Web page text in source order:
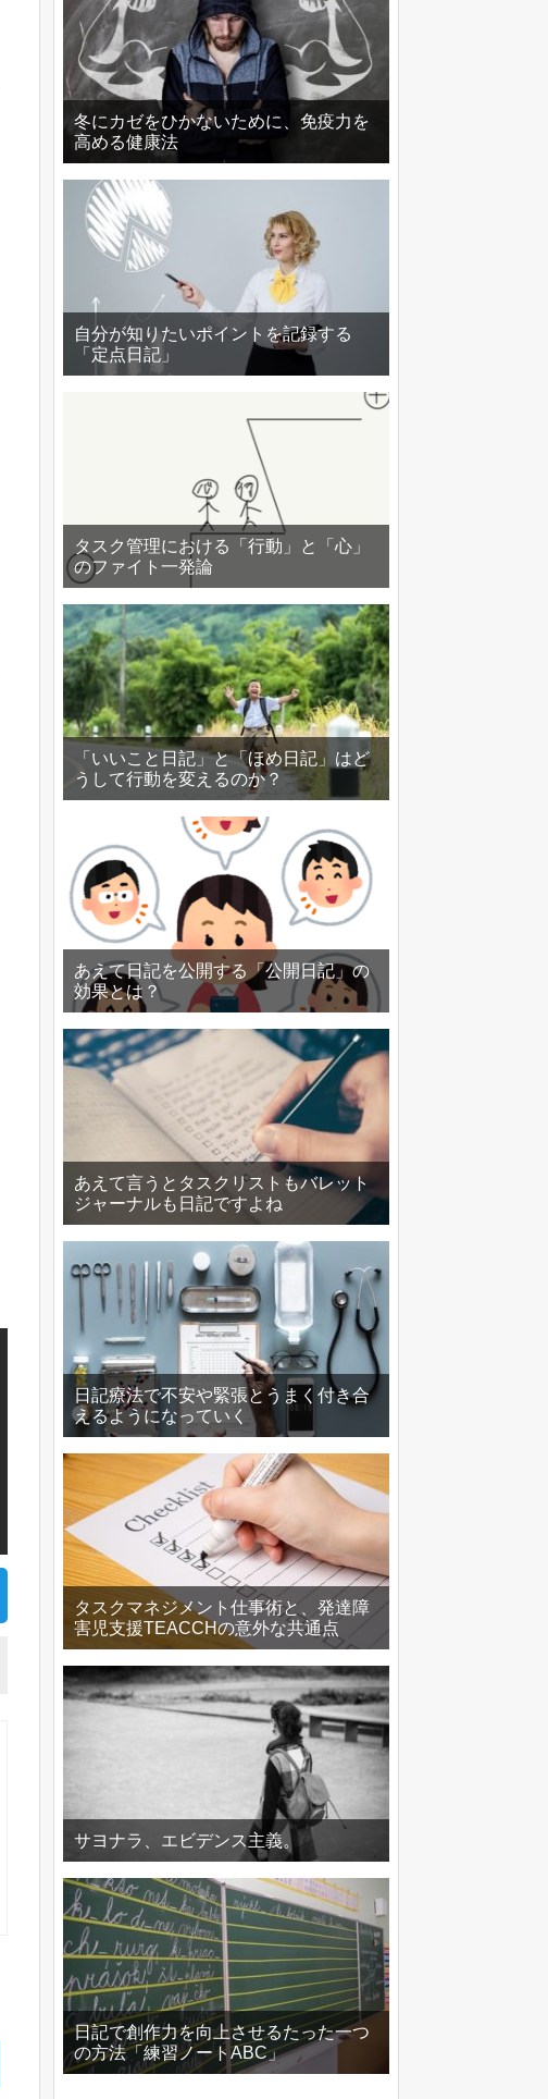
冬にカゼをひかないために、免疫力を
高める健康法
自分が知りたいポイントを記録する
「定点日記」
タスク管理における「行動」と「心」
のファイト一発論
「いいこと日記」と「ほめ日記」はど
うして行動を変えるのか？
あえて日記を公開する「公開日記」の
効果とは？
あえて言うとタスクリストもバレット
ジャーナルも日記ですよね
日記療法で不安や緊張とうまく付き合
えるようになっていく
タスクマネジメント仕事術と、発達障
害児支援TEACCHの意外な共通点
サヨナラ、エビデンス主義。
日記で創作力を向上させるたった一つ
の方法「練習ノートABC」